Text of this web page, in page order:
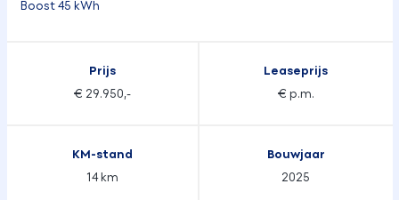
Boost 45 kWh
Prijs
€ 29.950,-
Leaseprijs
€ p.m.
KM-stand
14 km
Bouwjaar
2025